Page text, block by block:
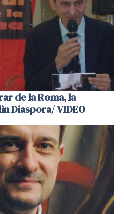
de la Roma, la
Diaspora/ VIDEO